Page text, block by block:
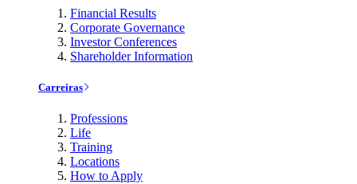
Financial Results
Corporate Governance
Investor Conferences
Shareholder Information
Carreiras
Professions
Life
Training
Locations
How to Apply